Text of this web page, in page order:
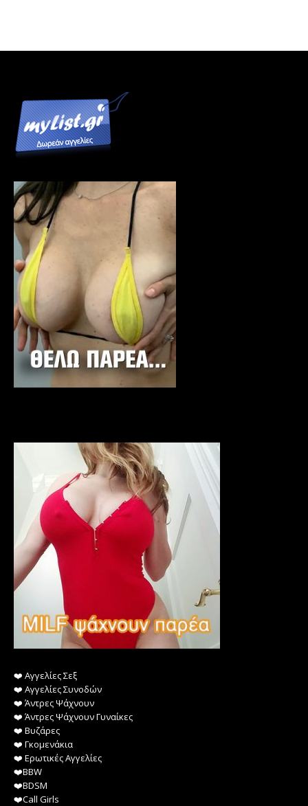
❤️️ Αγγελίες Σεξ
❤️️ Αγγελίες Συνοδών
❤️️ Άντρες Ψάχνουν
❤️️ Άντρες Ψάχνουν Γυναίκες
❤️️ Βυζάρες
❤️️ Γκομενάκια
❤️️ Ερωτικές Αγγελίες
❤️️BBW
❤️️BDSM
❤️️Call Girls